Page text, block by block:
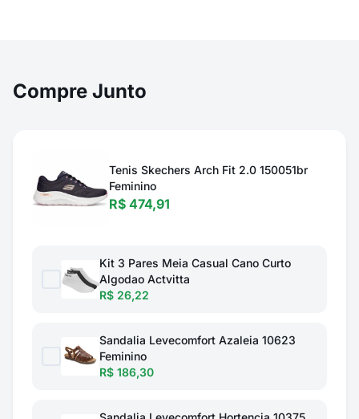
Compre Junto
Tenis Skechers Arch Fit 2.0 150051br
Feminino
R$ 474,91
Kit 3 Pares Meia Casual Cano Curto
Algodao Actvitta
R$ 26,22
Sandalia Levecomfort Azaleia 10623
Feminino
R$ 186,30